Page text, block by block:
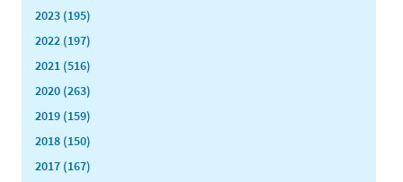
2023 (195)
2022 (197)
2021 (516)
2020 (263)
2019 (159)
2018 (150)
2017 (167)